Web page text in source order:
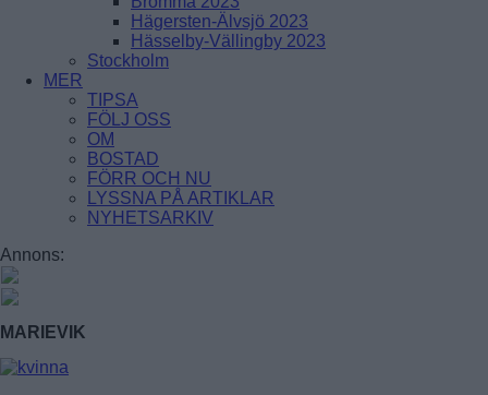
GAMLA ENSKEDE
HAGSÄTRA
HÖGDALEN
JOHANNESHOV
RÅGSVED
STUREBY
ÅRSTA
ÖRBY
ÖSTBERGA
Farsta
Hägersten-Älvsjö 2023
Hässelby-Vällingby 2023
Stockholm
MER
TIPSA
FÖLJ OSS
OM
BOSTAD
FÖRR OCH NU
LYSSNA PÅ ARTIKLAR
NYHETSARKIV
Annons:
MARIEVIK